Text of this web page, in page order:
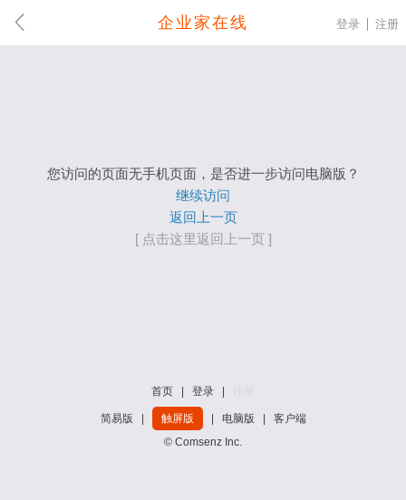
企业家在线 登录 注册
您访问的页面无手机页面，是否进一步访问电脑版？
继续访问
返回上一页
[ 点击这里返回上一页 ]
首页 登录
简易版 触屏版 电脑版
客户端
© Comsenz Inc.